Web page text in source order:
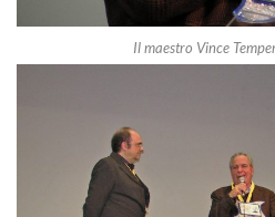
Il maestro Vince